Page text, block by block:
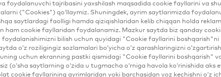
va tashkilotlarga moliyaviy jarayonlarni boshqarish
bilan aloqalar o'rnatdi. Bunga bugungi kunda
shaxsiy moliyaviy boshqaruv (PFM) vositalarining bir
kiradi. API asosidagi ma'lumotlar almashish usuli joriy
kutilmoqda, Wells Fargo mijozlari Finicity moliyaviy
boshqaruv vositalaridan foydalangan holda Wells
tarzda bog'lanishlari mumkin.
foydalanuvchi tajribasini yaxshilash maqsadida cookie fayllarini va
("Cookies") qo‘llaymiz. Shuningdek, ayrim saytlarimizda
saytlardagi faolligi hamda qiziqishlaridan kelib chiqqan holda
ham cookie fayllaridan foydalanamiz. Mazkur saytda biz qanday
foydalanishimizni bilish uchun quyidagi "Cookie fayllarini boshqarish"ni
o‘z roziligingiz sozlamalari bo‘yicha o‘z qarashlaringizni
uchun ekranning pastki qismidagi "Cookie fayllarini boshqarish"
(o‘sha saytlarning o‘zida u tugmacha o‘rniga havola ko‘rinishida aks
cookie fayllarining ayrimlaridan yoki barchasidan voz kechishni o‘z